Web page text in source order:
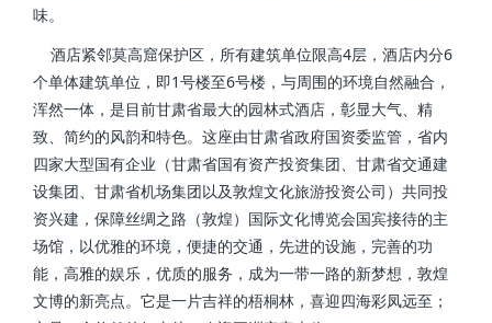
味。
酒店紧邻莫高窟保护区，所有建筑单位限高4层，酒店内分6
个单体建筑单位，即1号楼至6号楼，与周围的环境自然融合，
浑然一体，是目前甘肃省最大的园林式酒店，彰显大气、精
致、简约的风韵和特色。这座由甘肃省政府国资委监管，省内
四家大型国有企业（甘肃省国有资产投资集团、甘肃省交通建
设集团、甘肃省机场集团以及敦煌文化旅游投资公司）共同投
资兴建，保障丝绸之路（敦煌）国际文化博览会国宾接待的主
场馆，以优雅的环境，便捷的交通，先进的设施，完善的功
能，高雅的娱乐，优质的服务，成为一带一路的新梦想，敦煌
文博的新亮点。它是一片吉祥的梧桐林，喜迎四海彩凤远至；